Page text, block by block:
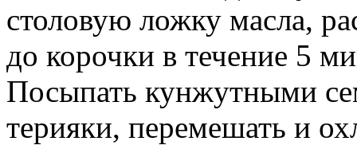
столовую ложку масла,
до корочки в течение 5
Посыпать кунжутными
терияки, перемешать и